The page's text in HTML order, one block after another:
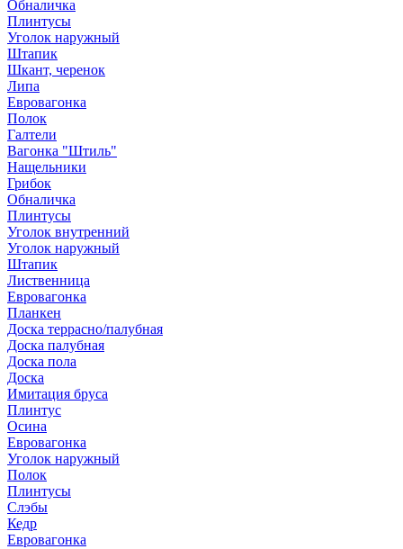
Обналичка
Плинтусы
Уголок наружный
Штапик
Шкант, черенок
Липа
Евровагонка
Полок
Галтели
Вагонка "Штиль"
Нащельники
Грибок
Обналичка
Плинтусы
Уголок внутренний
Уголок наружный
Штапик
Лиственница
Евровагонка
Планкен
Доска террасно/палубная
Доска палубная
Доска пола
Доска
Имитация бруса
Плинтус
Осина
Евровагонка
Уголок наружный
Полок
Плинтусы
Слэбы
Кедр
Евровагонка